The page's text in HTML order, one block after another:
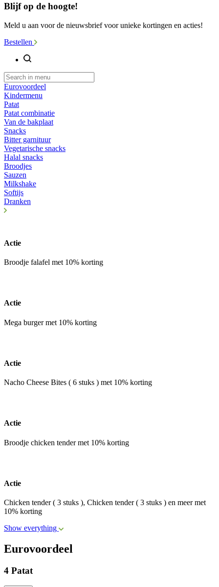
Blijf op de hoogte!
Meld u aan voor de nieuwsbrief voor unieke kortingen en acties!
Bestellen
Eurovoordeel
Kindermenu
Patat
Patat combinatie
Van de bakplaat
Snacks
Bitter garnituur
Vegetarische snacks
Halal snacks
Broodjes
Sauzen
Milkshake
Softijs
Dranken
Actie
Broodje falafel met 10% korting
Actie
Mega burger met 10% korting
Actie
Nacho Cheese Bites ( 6 stuks ) met 10% korting
Actie
Broodje chicken tender met 10% korting
Actie
Chicken tender ( 3 stuks ), Chicken tender ( 3 stuks ) en meer met
10% korting
Show everything
Eurovoordeel
4 Patat